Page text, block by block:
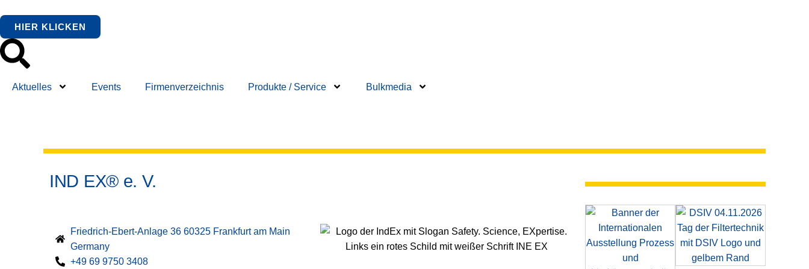
HIER KLICKEN
Aktuelles Events Firmenverzeichnis Produkte / Service Bulkmedia
IND EX® e. V.
Friedrich-Ebert-Anlage 36 60325 Frankfurt am Main
Germany
+49 69 9750 3408